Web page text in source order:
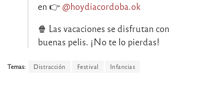
en 👉 @hoydiacordoba.ok
🍿 Las vacaciones se disfrutan con
buenas pelis. ¡No te lo pierdas!
Temas: Distracción Festival Infancias